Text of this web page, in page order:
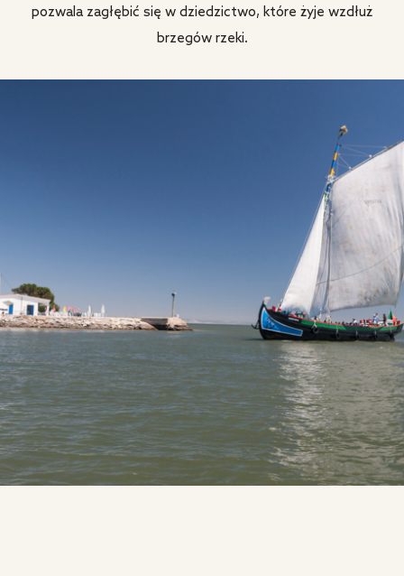
pozwala zagłębić się w dziedzictwo, które żyje wzdłuż
brzegów rzeki.